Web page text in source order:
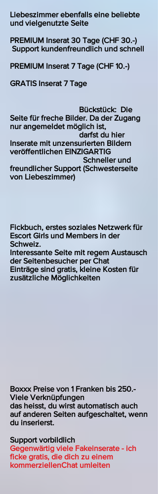
Liebeszimmer ebenfalls eine beliebte
und vielgenutzte Seite
PREMIUM Inserat 30 Tage (CHF 30.-)
Support kundenfreundlich und schnell
PREMIUM Inserat 7 Tage (CHF 10.-)
GRATIS Inserat 7 Tage
Bückstück: Die
Seite für freche Bilder. Da der Zugang
nur angemeldet möglich ist,
darfst du hier
Inserate mit unzensurierten Bildern
veröffentlichen EINZIGARTIG
Schneller und
freundlicher Support (Schwesterseite
von Liebeszimmer)
Fickbuch, erstes soziales Netzwerk für
Escort Girls und Members in der
Schweiz.
Interessante Seite mit regem Austausch
der Seitenbesucher per Chat
Einträge sind gratis, kleine Kosten für
zusätzliche Möglichkeiten
Boxxx Preise von 1 Franken bis 250.-
Viele Verknüpfungen
das heisst, du wirst automatisch auch
auf anderen Seiten aufgeschaltet, wenn
du inserierst.
Support vorbildlich
Gegenwärtig viele Fakeinserate - ich
ficke gratis, die dich zu einem
kommerziellenChat umleiten